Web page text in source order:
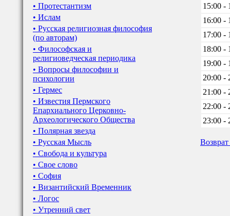
• Протестантизм
• Ислам
• Русская религиозная философия
(по авторам)
• Философская и
религиоведческая периодика
• Вопросы философии и
психологии
• Гермес
• Известия Пермского
Епархиального Церковно-
Археологического Общества
• Полярная звезда
• Русская Мысль
• Свобода и культура
• Свое слово
• София
• Византийский Временник
• Логос
• Утренний свет
15:00 -
16:00 -
17:00 -
18:00 -
19:00 -
20:00 -
21:00 -
22:00 -
23:00 -
Возврат